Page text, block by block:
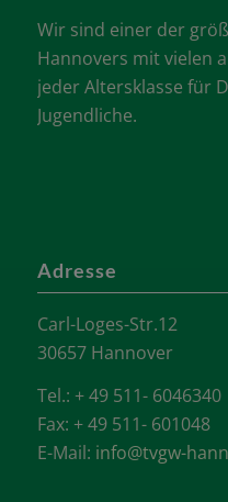
Wir sind einer der
Hannovers mit vielen
jeder Altersklasse für
Jugendliche.
Adresse
Carl-Loges-Str.12
30657 Hannover
Tel.: + 49 511- 6046340
Fax: + 49 511- 601048
E-Mail: info@tvgw-